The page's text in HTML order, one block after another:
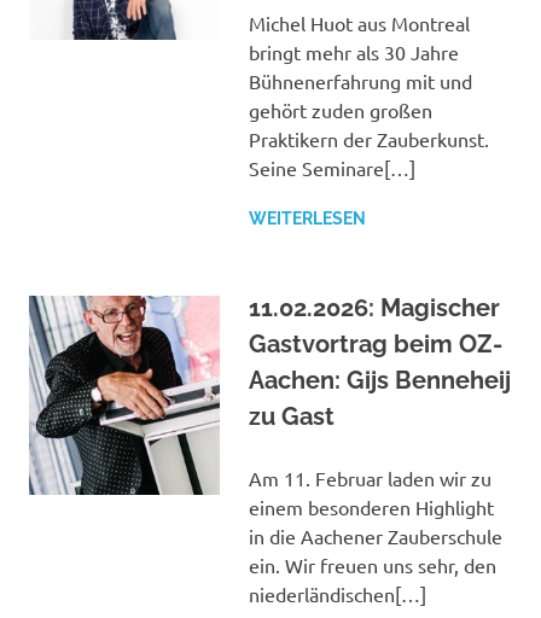
Michel Huot aus Montreal
bringt mehr als 30 Jahre
Bühnenerfahrung mit und
gehört zuden großen
Praktikern der Zauberkunst.
Seine Seminare[…]
WEITERLESEN
11.02.2026: Magischer
Gastvortrag beim OZ-
Aachen: Gijs Benneheij
zu Gast
Am 11. Februar laden wir zu
einem besonderen Highlight
in die Aachener Zauberschule
ein. Wir freuen uns sehr, den
niederländischen[…]